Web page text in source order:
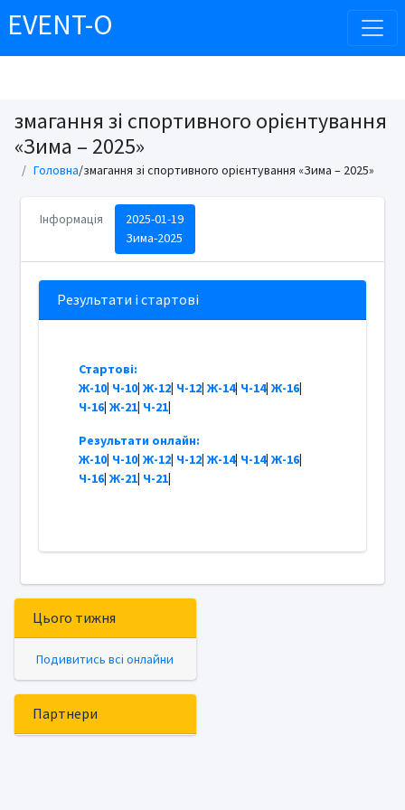
EVENT-O
змагання зі спортивного орієнтування
«Зима – 2025»
Головна/змагання зі спортивного орієнтування «Зима – 2025»
Інформація
2025-01-19
Зима-2025
Результати і стартові
Стартові:
Ж-10| Ч-10| Ж-12| Ч-12| Ж-14| Ч-14| Ж-16|
Ч-16| Ж-21| Ч-21|
Результати онлайн:
Ж-10| Ч-10| Ж-12| Ч-12| Ж-14| Ч-14| Ж-16|
Ч-16| Ж-21| Ч-21|
Цього тижня
Подивитись всі онлайни
Партнери